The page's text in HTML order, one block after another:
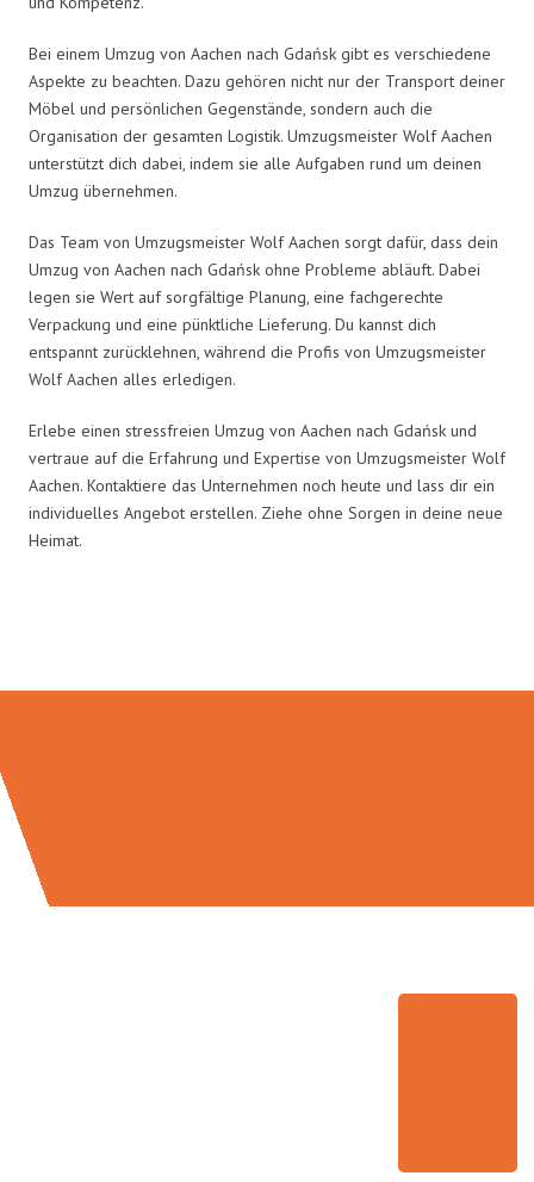
Bei einem Umzug von Aachen nach Gdańsk gibt es verschiedene
Aspekte zu beachten. Dazu gehören nicht nur der Transport deiner
Möbel und persönlichen Gegenstände, sondern auch die
Organisation der gesamten Logistik. Umzugsmeister Wolf Aachen
unterstützt dich dabei, indem sie alle Aufgaben rund um deinen
Umzug übernehmen.
Das Team von Umzugsmeister Wolf Aachen sorgt dafür, dass dein
Umzug von Aachen nach Gdańsk ohne Probleme abläuft. Dabei
legen sie Wert auf sorgfältige Planung, eine fachgerechte
Verpackung und eine pünktliche Lieferung. Du kannst dich
entspannt zurücklehnen, während die Profis von Umzugsmeister
Wolf Aachen alles erledigen.
Erlebe einen stressfreien Umzug von Aachen nach Gdańsk und
vertraue auf die Erfahrung und Expertise von Umzugsmeister Wolf
Aachen. Kontaktiere das Unternehmen noch heute und lass dir ein
individuelles Angebot erstellen. Ziehe ohne Sorgen in deine neue
Heimat.